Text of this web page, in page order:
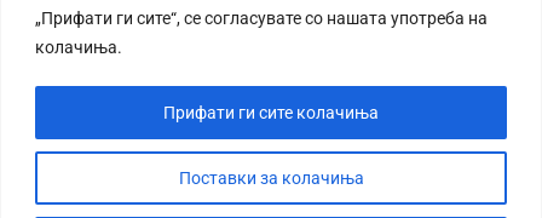
„Прифати ги сите“, се согласувате со нашата употреба на
колачиња.
Поставки за колачиња
Прифати ги сите колачиња
СТОРИЈА
ДЕБАТА